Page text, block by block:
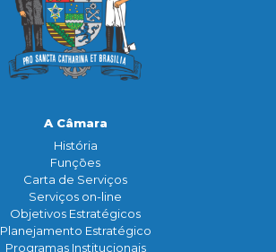
A Câmara
História
Funçōes
Carta de Serviços
Serviços on-line
Objetivos Estratégicos
Planejamento Estratégico
Programas Institucionais